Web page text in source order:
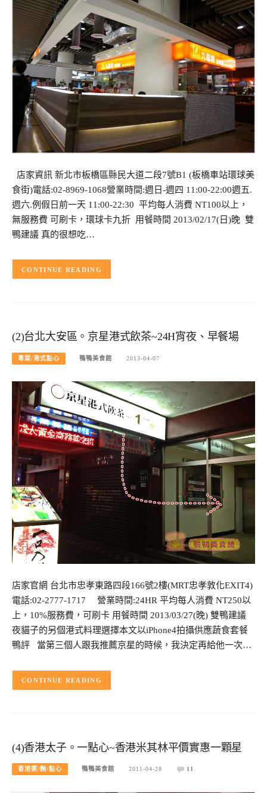
店家資訊 新北市板橋區縣民大道二段7號B1 (板橋車站環球美
食街)電話:02-8969-1068營業時間:週日-週四 11:00-22:00週五.
週六.例假日前一天 11:00-22:30 平均每人消費 NT100以上，
無服務費 可刷卡，環球卡九折 用餐時間 2013/02/17(日)晚 雙
鴨建議 真的很想吃…
CONTINUE READING
(2)台北大安區。京星港式飲茶~24H宵夜、早餐場
粵菜/港式點心 鴨鴨美食館 2013-04-07
店家官網 台北市忠孝東路四段166號2樓(MRT忠孝敦化EXIT4)
電話:02-2777-1717 營業時間:24HR 平均每人消費 NT250以
上，10%服務費，可刷卡 用餐時間 2013/03/27(晚) 雙鴨建議
夜貓子的另個港式料理選擇本文以iPhone4拍攝供應蔬食套餐
鴨評 當第三個人跟我推薦京星的時候，我決定再給他一次…
CONTINUE READING
(4)香港太子。一點心~香港米其林平價實惠一顆星
香港粥/麵/點心 鴨鴨美食館 2011-04-28 11